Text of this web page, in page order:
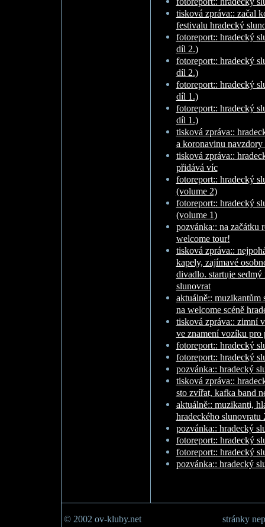
tisková zpráva:: začal
festivalu hradecký
fotoreport:: hradecký
díl 2.)
fotoreport:: hradecký
díl 2.)
fotoreport:: hradecký
díl 1.)
fotoreport:: hradecký
díl 1.)
tisková zpráva::
a koronavinu
tisková zpráva::
přidává víc
fotoreport:: hradecký
(volume 2)
fotoreport:: hradecký
(volume 1)
pozvánka:: na začátku
welcome tour!
tisková zpráva::
kapely, zajímavé
divadlo. startuje
slunovrat
aktuálně:: muzikantům
na welcome scéně
tisková zpráva:: zimní
ve znamení vozíku pro
fotoreport:: hradecký
fotoreport:: hradecký
pozvánka:: hradecký
tisková zpráva::
sto zvířat, kafka band
aktuálně:: muzikanti,
hradeckého slunovratu
pozvánka:: hradecký
fotoreport:: hradecký
fotoreport:: hradecký
pozvánka:: hradecký
© 2002 ov-kluby.net stránky